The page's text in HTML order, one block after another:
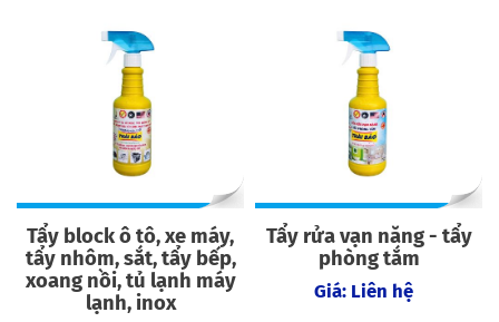
Tẩy block ô tô, xe máy,
tẩy nhôm, sắt, tẩy bếp,
xoang nồi, tủ lạnh máy
lạnh, inox
Tẩy rửa vạn năng - tẩy
phòng tắm
Giá: Liên hệ